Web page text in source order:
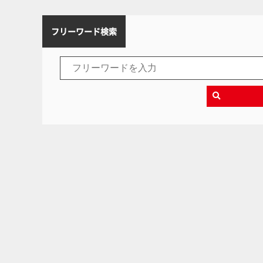
フリーワード検索